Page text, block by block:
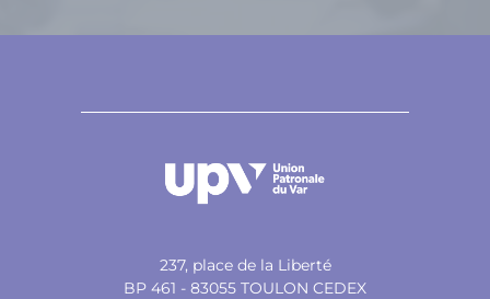
237, place de la Liberté
BP 461 - 83055 TOULON CEDEX